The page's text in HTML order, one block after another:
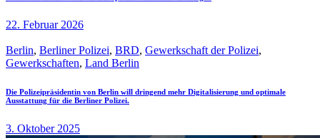
22. Februar 2026
Berlin, Berliner Polizei, BRD, Gewerkschaft der Polizei,
Gewerkschaften, Land Berlin
Die Polizeipräsidentin von Berlin will dringend mehr Digitalisierung und optimale
Ausstattung für die Berliner Polizei.
3. Oktober 2025